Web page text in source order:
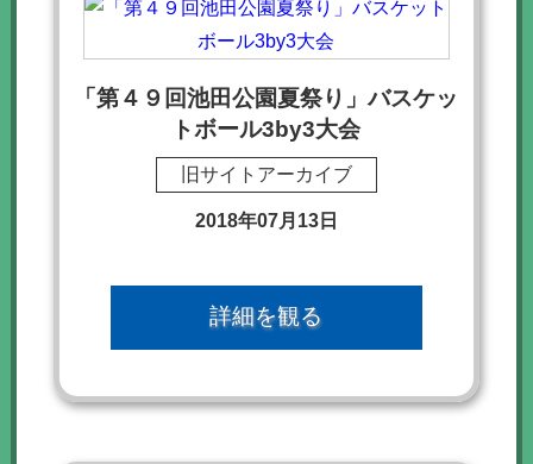
「第４９回池田公園夏祭り」バスケッ
トボール3by3大会
旧サイトアーカイブ
2018年07月13日
詳細を観る